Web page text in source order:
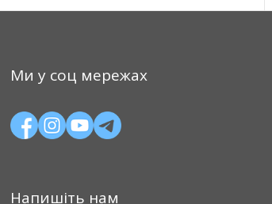
Ми у соц мережах
Напишіть нам